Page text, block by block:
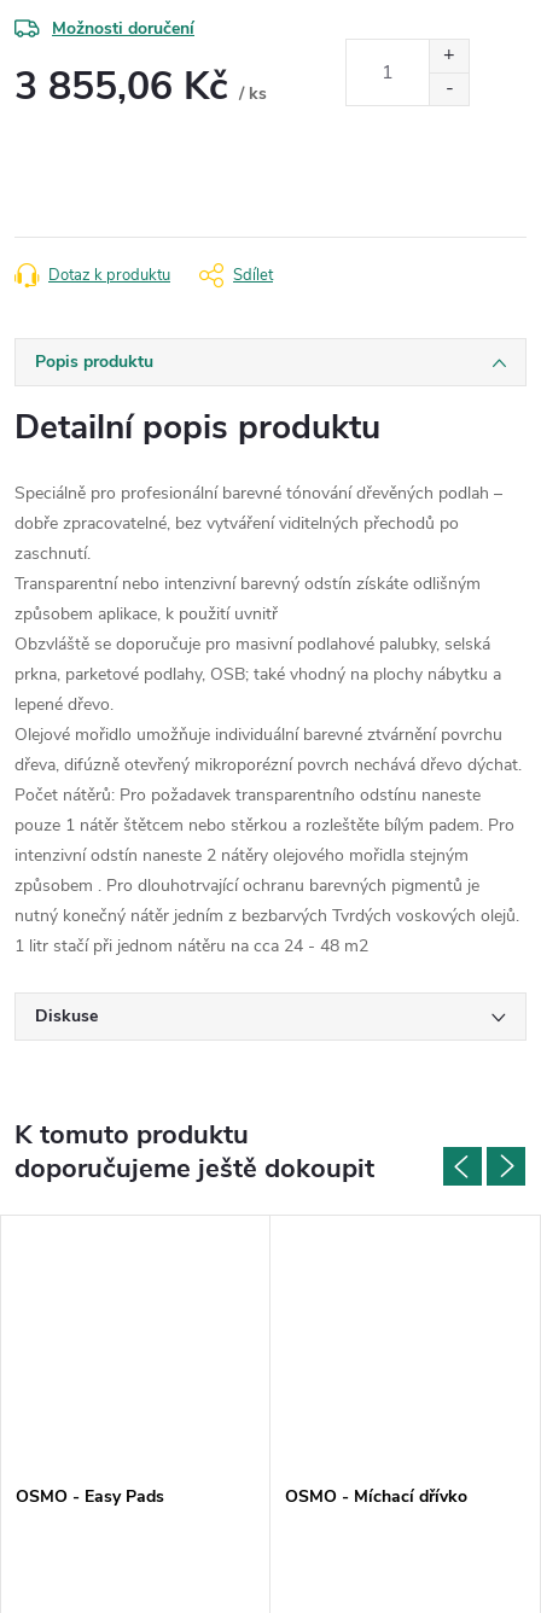
Možnosti doručení
3 855,06 Kč / ks
Dotaz k produktu Sdílet
Popis produktu
Detailní popis produktu
Speciálně pro profesionální barevné tónování dřevěných podlah –
dobře zpracovatelné, bez vytváření viditelných přechodů po
zaschnutí.
Transparentní nebo intenzivní barevný odstín získáte odlišným
způsobem aplikace, k použití uvnitř
Obzvláště se doporučuje pro masivní podlahové palubky, selská
prkna, parketové podlahy, OSB; také vhodný na plochy nábytku a
lepené dřevo.
Olejové mořidlo umožňuje individuální barevné ztvárnění povrchu
dřeva, difúzně otevřený mikroporézní povrch nechává dřevo dýchat.
Počet nátěrů: Pro požadavek transparentního odstínu naneste
pouze 1 nátěr štětcem nebo stěrkou a rozleštěte bílým padem. Pro
intenzivní odstín naneste 2 nátěry olejového mořidla stejným
způsobem . Pro dlouhotrvající ochranu barevných pigmentů je
nutný konečný nátěr jedním z bezbarvých Tvrdých voskových olejů.
1 litr stačí při jednom nátěru na cca 24 - 48 m2
Diskuse
K tomuto produktu
doporučujeme ještě dokoupit
OSMO - Easy Pads OSMO - Míchací dřívko